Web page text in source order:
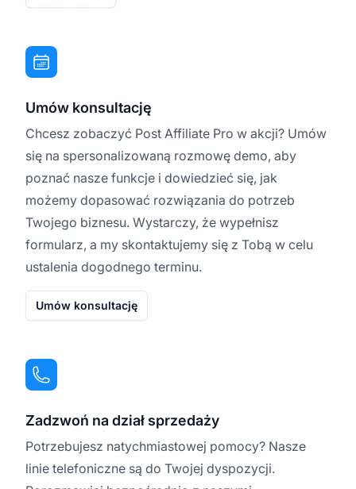
Umów konsultację
Chcesz zobaczyć Post Affiliate Pro w akcji? Umów
się na spersonalizowaną rozmowę demo, aby
poznać nasze funkcje i dowiedzieć się, jak
możemy dopasować rozwiązania do potrzeb
Twojego biznesu. Wystarczy, że wypełnisz
formularz, a my skontaktujemy się z Tobą w celu
ustalenia dogodnego terminu.
Umów konsultację
Zadzwoń na dział sprzedaży
Potrzebujesz natychmiastowej pomocy? Nasze
linie telefoniczne są do Twojej dyspozycji.